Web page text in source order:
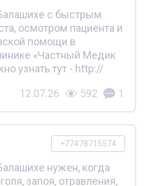
с быстрым
осмотром пациента и
помощи в
«Частный Медик
узнать тут - http://
12.07.26 592 1
+77478715574
нужен, когда
запоя, отравления,